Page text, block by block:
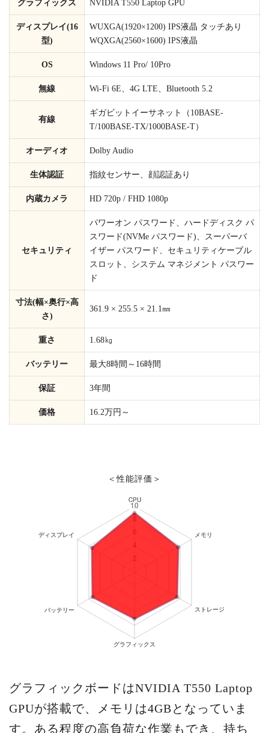
グラフィックス NVIDIA T550 Laptop GPU
ディスプレイ(16
型)
WUXGA(1920×1200) IPS液晶 タッチあり
WQXGA(2560×1600) IPS液晶
OS Windows 11 Pro/ 10Pro
無線 Wi-Fi 6E、4G LTE、Bluetooth 5.2
有線
ギガビットイーサネット（10BASE-
T/100BASE-TX/1000BASE-T）
オーディオ Dolby Audio
生体認証 指紋センサー、顔認証あり
内蔵カメラ HD 720p / FHD 1080p
セキュリティ
パワーオン パスワード、ハードディスク パ
スワード(NVMe パスワード)、スーパーバ
イザー パスワード、セキュリティケーブル
スロット、システム マネジメント パスワー
ド
寸法(幅×奥行×高
さ)
361.9 × 255.5 × 21.1㎜
重さ 1.68㎏
バッテリー 最大8時間～16時間
保証 3年間
価格 16.2万円～
＜性能評価＞
グラフィックボードはNVIDIA T550 Laptop
GPUが搭載で、メモリは4GBとなっていま
す。ある程度の高負荷な作業もでき、持ち